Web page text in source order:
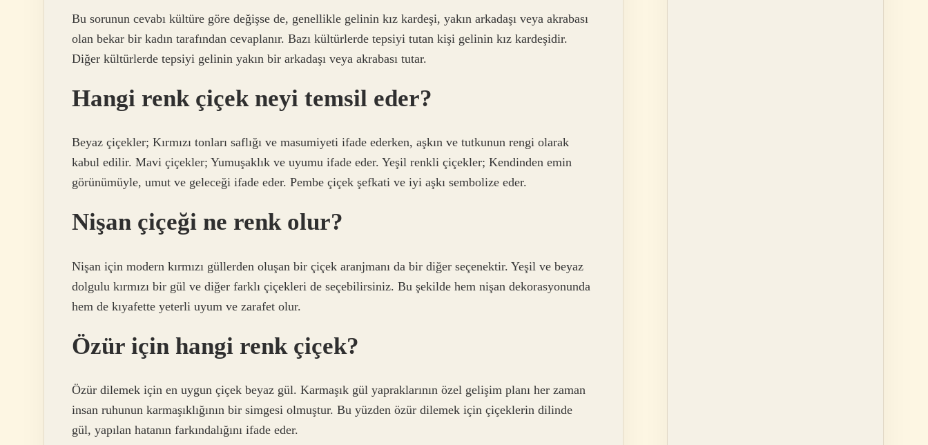
Bu sorunun cevabı kültüre göre değişse de, genellikle gelinin kız kardeşi, yakın arkadaşı veya akrabası
olan bekar bir kadın tarafından cevaplanır. Bazı kültürlerde tepsiyi tutan kişi gelinin kız kardeşidir.
Diğer kültürlerde tepsiyi gelinin yakın bir arkadaşı veya akrabası tutar.
Hangi renk çiçek neyi temsil eder?
Beyaz çiçekler; Kırmızı tonları saflığı ve masumiyeti ifade ederken, aşkın ve tutkunun rengi olarak
kabul edilir. Mavi çiçekler; Yumuşaklık ve uyumu ifade eder. Yeşil renkli çiçekler; Kendinden emin
görünümüyle, umut ve geleceği ifade eder. Pembe çiçek şefkati ve iyi aşkı sembolize eder.
Nişan çiçeği ne renk olur?
Nişan için modern kırmızı güllerden oluşan bir çiçek aranjmanı da bir diğer seçenektir. Yeşil ve beyaz
dolgulu kırmızı bir gül ve diğer farklı çiçekleri de seçebilirsiniz. Bu şekilde hem nişan dekorasyonunda
hem de kıyafette yeterli uyum ve zarafet olur.
Özür için hangi renk çiçek?
Özür dilemek için en uygun çiçek beyaz gül. Karmaşık gül yapraklarının özel gelişim planı her zaman
insan ruhunun karmaşıklığının bir simgesi olmuştur. Bu yüzden özür dilemek için çiçeklerin dilinde
gül, yapılan hatanın farkındalığını ifade eder.